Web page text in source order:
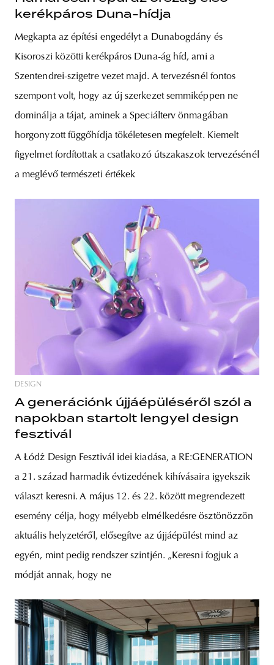
kerékpáros Duna-hídja
Megkapta az építési engedélyt a Dunabogdány és
Kisoroszi közötti kerékpáros Duna-ág híd, ami a
Szentendrei-szigetre vezet majd. A tervezésnél fontos
szempont volt, hogy az új szerkezet semmiképpen ne
dominálja a tájat, aminek a Speciálterv önmagában
horgonyzott függőhídja tökéletesen megfelelt. Kiemelt
figyelmet fordítottak a csatlakozó útszakaszok tervezésénél
a meglévő természeti értékek
DESIGN
A generációnk újjáépüléséről szól a
napokban startolt lengyel design
fesztivál
A Łódź Design Fesztivál idei kiadása, a RE:GENERATION
a 21. század harmadik évtizedének kihívásaira igyekszik
választ keresni. A május 12. és 22. között megrendezett
esemény célja, hogy mélyebb elmélkedésre ösztönözzön
aktuális helyzetéről, elősegítve az újjáépülést mind az
egyén, mint pedig rendszer szintjén. „Keresni fogjuk a
módját annak, hogy ne